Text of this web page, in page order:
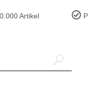
Artikel